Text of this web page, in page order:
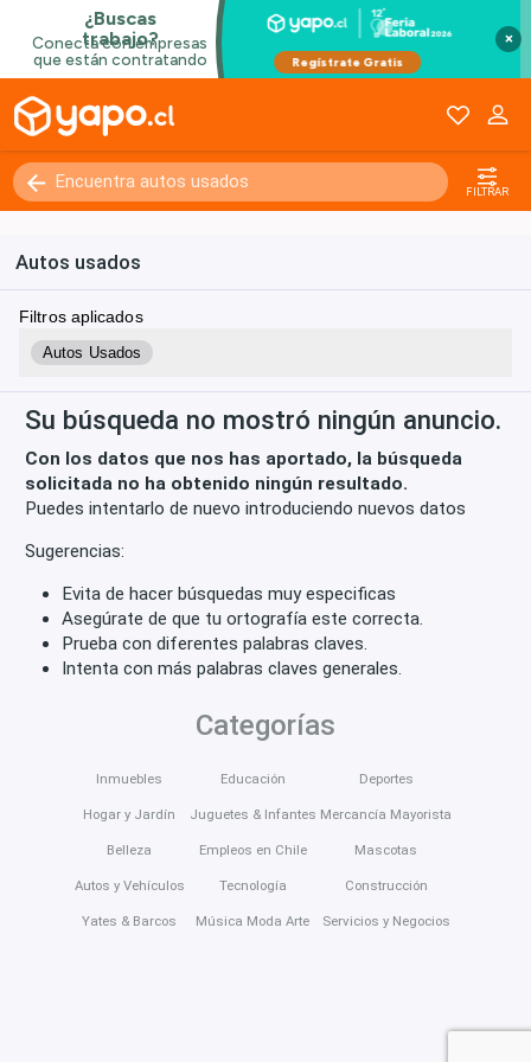
×
FILTRAR
Autos usados
Filtros aplicados
Autos Usados
Su búsqueda no mostró ningún anuncio.
Con los datos que nos has aportado, la búsqueda
solicitada no ha obtenido ningún resultado.
Puedes intentarlo de nuevo introduciendo nuevos datos
Sugerencias:
Evita de hacer búsquedas muy especificas
Asegúrate de que tu ortografía este correcta.
Prueba con diferentes palabras claves.
Intenta con más palabras claves generales.
Categorías
Inmuebles
Hogar y Jardín
Belleza
Autos y Vehículos
Yates & Barcos
Educación
Juguetes & Infantes
Empleos en Chile
Tecnología
Música Moda Arte
Deportes
Mercancía Mayorista
Mascotas
Construcción
Servicios y Negocios
Kilómetros 0 - 250000+